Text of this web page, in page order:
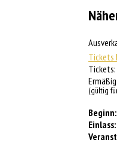
Tickets
(gültig
Beginn:
Einlass: